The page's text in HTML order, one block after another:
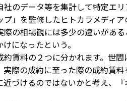
のデータ等を集計して特定エ
」を監修したヒトカラメディ
の相場観には多少の違いがある
になったという。
賃料の２つに分かれます。世
際の成約に至った際の成約賃
づけるのではないかと考え、